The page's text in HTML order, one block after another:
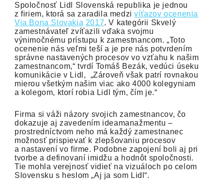
Spoločnosť Lidl Slovenská republika je jednou
z firiem, ktorá sa zaradila medzivíťazov ocenenia
Via Bona Slovakia 2017. V kategórii Skvelý
zamestnávateľ zvíťazili vďaka svojmu
výnimočnému prístupu k zamestnancom. „Toto
ocenenie nás veľmi teší a je pre nás potvrdením
správne nastavených procesov vo vzťahu k našim
zamestnancom,“ tvrdí Tomáš Bezák, vedúci úseku
komunikácie v Lidl, „Zároveň však patrí rovnakou
mierou všetkým našim viac ako 4000 kolegyniam
a kolegom, ktorí robia Lidl tým, čím je.“
Firma si váži názory svojich zamestnancov, čo
dokazuje aj zavedením ideamanažmentu –
prostredníctvom neho má každý zamestnanec
možnosť prispievať k zlepšovaniu procesov
a nastavení vo firme. Podobne zapojení boli aj pri
tvorbe a definovaní imidžu a hodnôt spoločnosti.
Tie mohla verejnosť vidieť na vizuáloch po celom
Slovensku s heslom „Aj ja som Lidl“.